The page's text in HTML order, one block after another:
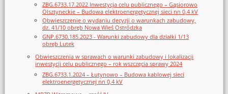
ZBG.6733.17.2022 Inwestycja celu publicznego – Gąsiorowo
Olsztyneckie – Budowa elektroenergetycznej sieci nn 0,4 kV
Obwieszczenie o wydaniu decyzji o warunkach zabudowy,
dz. 41/10 obręb Nowa Wieś Ostródzka
GNP.6730.185.2023 - Warunki zabudowy dla działki 1/13
obręb Lutek
Obwieszczenia w sprawach o warunki zabudowy i lokalizacji
inwestycji celu publicznego – rok wszczęcia sprawy 2024
ZBG.6733.1.2024 – Łutynowo – Budowa kablowej sieci
elektroenergetycznej nn 0,4 kV